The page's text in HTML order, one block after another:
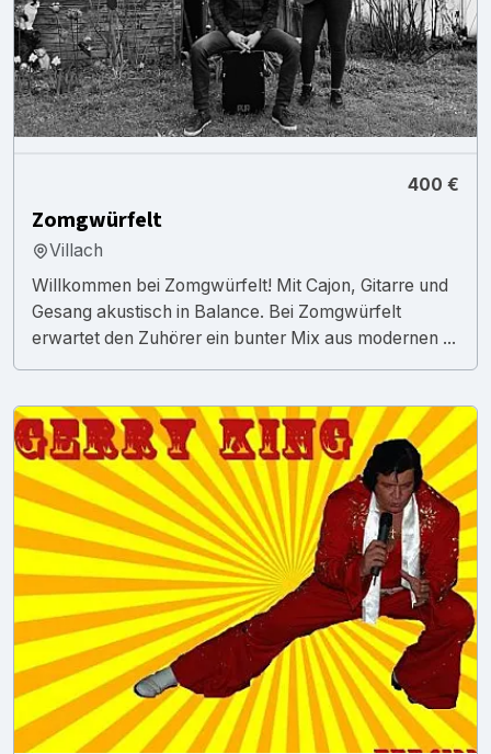
400 €
Zomgwürfelt
Villach
Willkommen bei Zomgwürfelt! Mit Cajon, Gitarre und
Gesang akustisch in Balance. Bei Zomgwürfelt
erwartet den Zuhörer ein bunter Mix aus modernen ...